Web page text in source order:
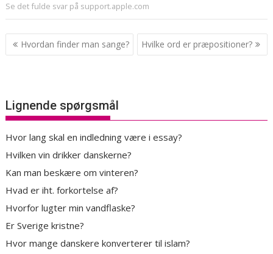
Se det fulde svar på support.apple.com
Indlægsnavigation
Hvordan finder man sange? Hvilke ord er præpositioner?
Lignende spørgsmål
Hvor lang skal en indledning være i essay?
Hvilken vin drikker danskerne?
Kan man beskære om vinteren?
Hvad er iht. forkortelse af?
Hvorfor lugter min vandflaske?
Er Sverige kristne?
Hvor mange danskere konverterer til islam?